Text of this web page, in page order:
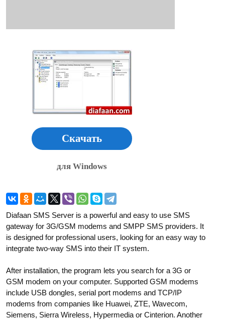
Скачать
для Windows
Diafaan SMS Server is a powerful and easy to use SMS
gateway for 3G/GSM modems and SMPP SMS providers. It
is designed for professional users, looking for an easy way to
integrate two-way SMS into their IT system.
After installation, the program lets you search for a 3G or
GSM modem on your computer. Supported GSM modems
include USB dongles, serial port modems and TCP/IP
modems from companies like Huawei, ZTE, Wavecom,
Siemens, Sierra Wireless, Hypermedia or Cinterion. Another